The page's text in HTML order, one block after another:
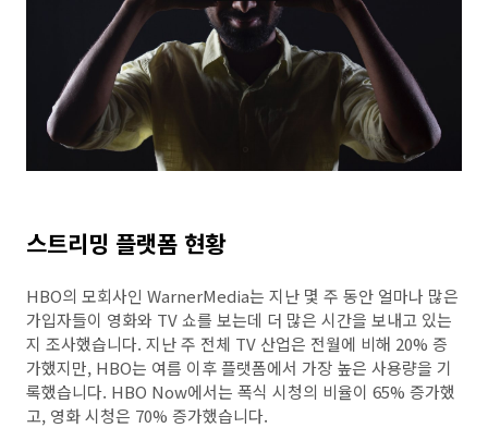
스트리밍 플랫폼 현황
HBO의 모회사인 WarnerMedia는 지난 몇 주 동안 얼마나 많은
가입자들이 영화와 TV 쇼를 보는데 더 많은 시간을 보내고 있는
지 조사했습니다. 지난 주 전체 TV 산업은 전월에 비해 20% 증
가했지만, HBO는 여름 이후 플랫폼에서 가장 높은 사용량을 기
록했습니다. HBO Now에서는 폭식 시청의 비율이 65% 증가했
고, 영화 시청은 70% 증가했습니다.